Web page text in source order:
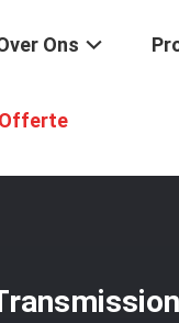
Ons
Oven